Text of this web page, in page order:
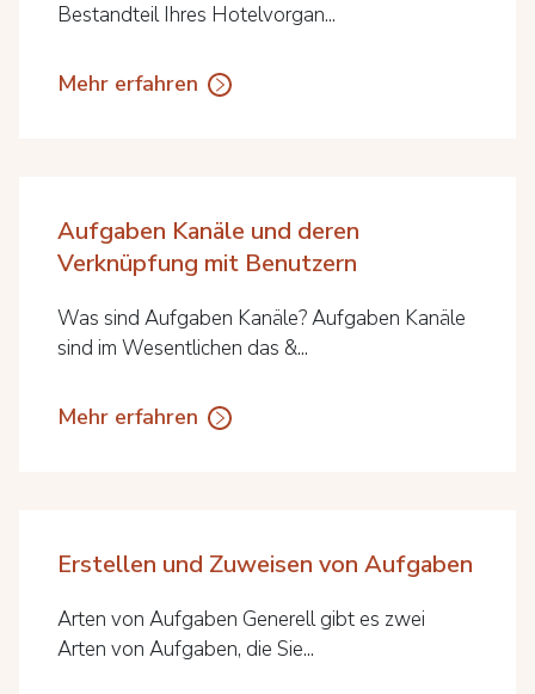
Bestandteil Ihres Hotelvorgan...
Mehr erfahren
Aufgaben Kanäle und deren
Verknüpfung mit Benutzern
Was sind Aufgaben Kanäle? Aufgaben Kanäle
sind im Wesentlichen das &...
Mehr erfahren
Erstellen und Zuweisen von Aufgaben
Arten von Aufgaben Generell gibt es zwei
Arten von Aufgaben, die Sie...